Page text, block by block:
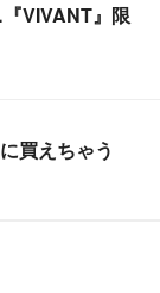
VIVANT』限
買えちゃう